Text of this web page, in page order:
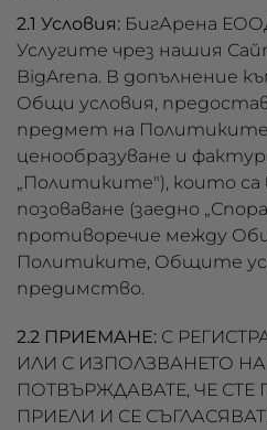
2.1 Условия: БигАрена
Услугите чрез нашия
BigArena. В допълнение
Общи условия,
предмет на
ценообразуване и
„Политиките"), които са
позоваване (заедно
противоречие между
Политиките, Общите
предимство.
2.2 ПРИЕМАНЕ: С
ИЛИ С ИЗПОЛЗВАНЕТО НА
ПОТВЪРЖДАВАТЕ, ЧЕ СТЕ
ПРИЕЛИ И СЕ